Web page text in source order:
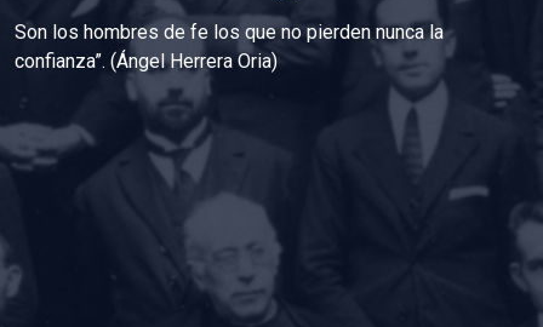
Son los hombres de fe los que no pierden nunca la
confianza”. (Ángel Herrera Oria)